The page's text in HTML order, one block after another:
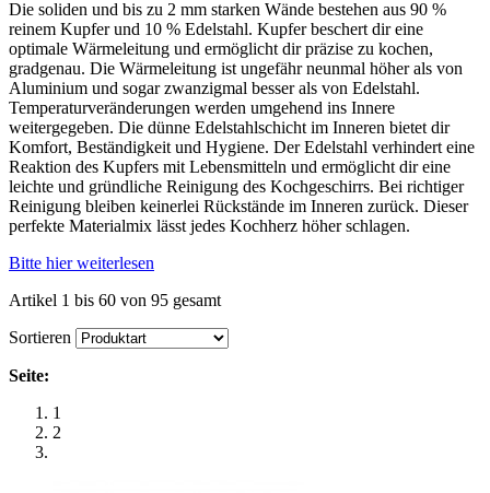
Die soliden und bis zu 2 mm starken Wände bestehen aus 90 %
reinem Kupfer und 10 % Edelstahl. Kupfer beschert dir eine
optimale Wärmeleitung und ermöglicht dir präzise zu kochen,
gradgenau. Die Wärmeleitung ist ungefähr neunmal höher als von
Aluminium und sogar zwanzigmal besser als von Edelstahl.
Temperaturveränderungen werden umgehend ins Innere
weitergegeben. Die dünne Edelstahlschicht im Inneren bietet dir
Komfort, Beständigkeit und Hygiene. Der Edelstahl verhindert eine
Reaktion des Kupfers mit Lebensmitteln und ermöglicht dir eine
leichte und gründliche Reinigung des Kochgeschirrs. Bei richtiger
Reinigung bleiben keinerlei Rückstände im Inneren zurück. Dieser
perfekte Materialmix lässt jedes Kochherz höher schlagen.
Bitte hier weiterlesen
Artikel 1 bis 60 von 95 gesamt
Sortieren
Seite:
1
2